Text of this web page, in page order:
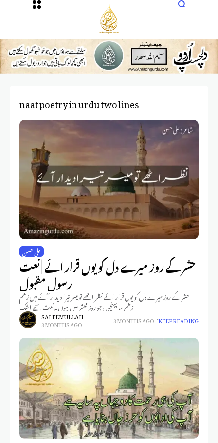
naat poetry in urdu two lines
علی حسن
حشر کے روز میرے دل کو یوں قرار ائے | نعت
رسول مقبول
حشر کے روز میرے دل کو یوں قرار ائے نظر اٹھے تو میسر تیرا دیدار آئے میں زخم
زخم سا پہنچوں جو روزِ محشر میں لبوں پہ نعت سجے اشک
SALEEM ULLAH
3 MONTHS AGO 3 MONTHS AGO KEEP READING